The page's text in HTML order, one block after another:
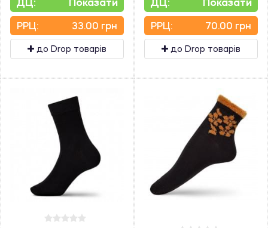
PPЦ: 33.00 грн
до Drop товарів
PPЦ: 70.00 грн
до Drop товарів